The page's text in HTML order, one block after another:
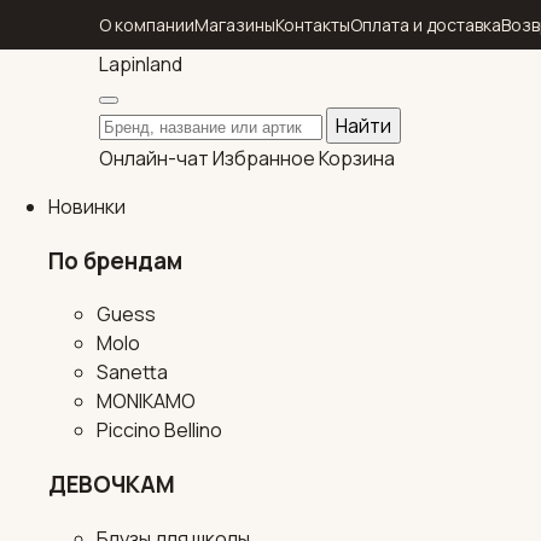
О компанииМагазиныКонтактыОплата и доставка
Lapinland
Поиск по каталогу
Найти
Онлайн-чатИзбранноеКорзина
Новинки
По брендам
Guess
Molo
Sanetta
MONIKAMO
Piccino Bellino
ДЕВОЧКАМ